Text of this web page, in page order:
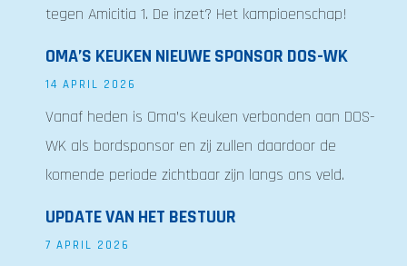
tegen Amicitia 1. De inzet? Het kampioenschap!
OMA’S KEUKEN NIEUWE SPONSOR DOS-WK
14 APRIL 2026
Vanaf heden is Oma’s Keuken verbonden aan DOS-
WK als bordsponsor en zij zullen daardoor de
komende periode zichtbaar zijn langs ons veld.
UPDATE VAN HET BESTUUR
7 APRIL 2026